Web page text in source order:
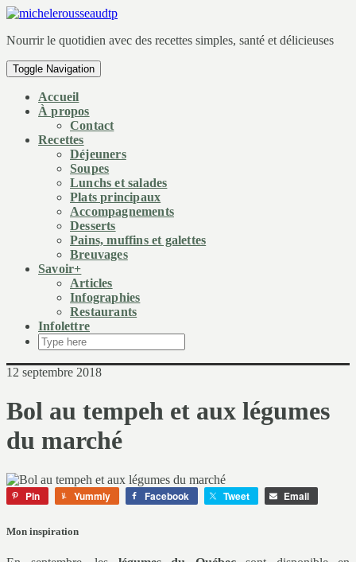
Nourrir le quotidien avec des recettes simples, santé et délicieuses
Toggle Navigation
Accueil
À propos
Contact
Recettes
Déjeuners
Soupes
Lunchs et salades
Plats principaux
Accompagnements
Desserts
Pains, muffins et galettes
Breuvages
Savoir+
Articles
Infographies
Restaurants
Infolettre
12 septembre 2018
Bol au tempeh et aux légumes
du marché
Pin Yummly Facebook Tweet Email
Mon inspiration